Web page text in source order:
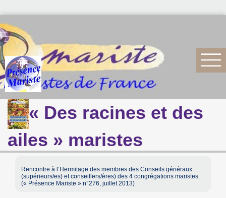
« Des racines et des
ailes » maristes
Rencontre à l’Hermitage des membres des Conseils généraux
(supérieurs/es) et conseillers/ères) des 4 congrégations maristes.
(« Présence Mariste » n°276, juillet 2013)